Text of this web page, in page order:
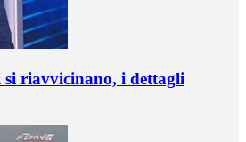
riavvicinano, i dettagli